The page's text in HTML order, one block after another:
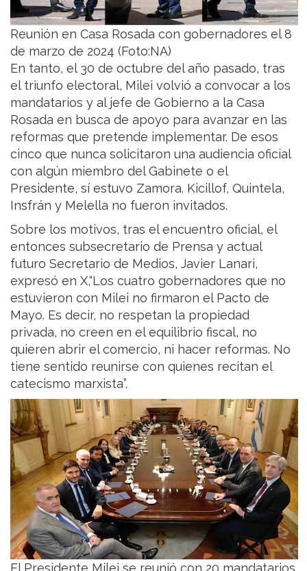
Reunión en Casa Rosada con gobernadores el 8
de marzo de 2024 (Foto:NA)
En tanto, el 30 de octubre del año pasado, tras
el triunfo electoral, Milei volvió a convocar a los
mandatarios y al jefe de Gobierno a la Casa
Rosada en busca de apoyo para avanzar en las
reformas que pretende implementar. De esos
cinco que nunca solicitaron una audiencia oficial
con algún miembro del Gabinete o el
Presidente, sí estuvo Zamora. Kicillof, Quintela,
Insfrán y Melella no fueron invitados.
Sobre los motivos, tras el encuentro oficial, el
entonces subsecretario de Prensa y actual
futuro Secretario de Medios, Javier Lanari,
expresó en X,“Los cuatro gobernadores que no
estuvieron con Milei no firmaron el Pacto de
Mayo. Es decir, no respetan la propiedad
privada, no creen en el equilibrio fiscal, no
quieren abrir el comercio, ni hacer reformas. No
tiene sentido reunirse con quienes recitan el
catecismo marxista”.
El Presidente Milei se reunió con 20 mandatarios